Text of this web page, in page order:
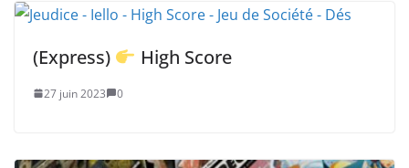
(Express) High Score
27 juin 2023 0